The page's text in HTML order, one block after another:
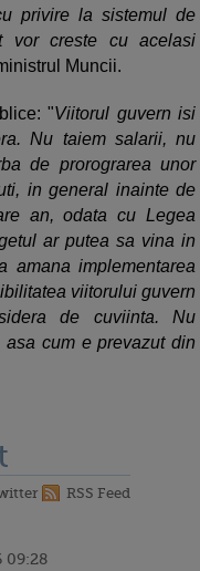
privire la sistemul de
vor creste cu acelasi
Muncii.
"Viitorul guvern isi
Nu taiem salarii, nu
de prorograrea unor
in general inainte de
an, odata cu Legea
ar putea sa vina in
amana implementarea
viitorului guvern
de cuviinta. Nu
cum e prevazut din
RSS Feed
09:28